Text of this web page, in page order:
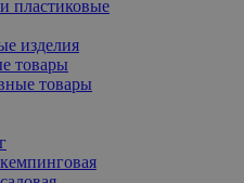
пластиковые
изделия
товары
товары